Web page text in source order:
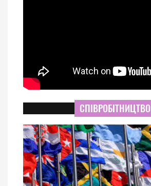
СПІВРОБІТНИЦТВО